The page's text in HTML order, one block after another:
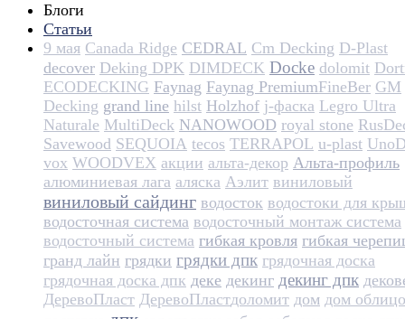
Блоги
Статьи
9 мая Canada Ridge CEDRAL Cm Decking D-Plast
decover Deking DPK DIMDECK Docke dolomit
ECODECKING Faynag Faynag Premium​​​​​​​​​​FineBer GM
Decking grand line hilst Holzhof j-фаска Legro Ultra
Naturale MultiDeck NANOWOOD royal stone
Savewood SEQUOIA tecos TERRAPOL u-plast
vox WOODVEX акции альта-декор Альта-профиль
алюминиевая лага аляска Аэлит виниловый
виниловый сайдинг водосток водостоки для
водосточная система водосточный монтаж система
водосточный система гибкая кровля гибкая
гранд лайн грядки грядки дпк грядочная доска
грядочная доска дпк деке декинг декинг дпк
ДеревоПласт ДеревоПласт​доломит дом дом